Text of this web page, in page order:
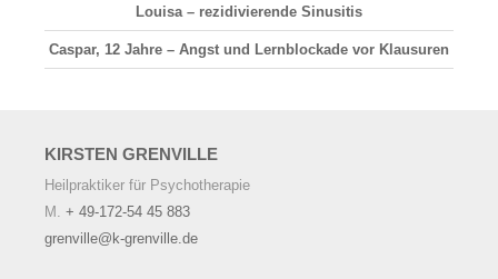
Louisa – rezidivierende Sinusitis
Caspar, 12 Jahre – Angst und Lernblockade vor Klausuren
KIRSTEN GRENVILLE
Heilpraktiker für Psychotherapie
M. + 49-172-54 45 883
grenville@k-grenville.de